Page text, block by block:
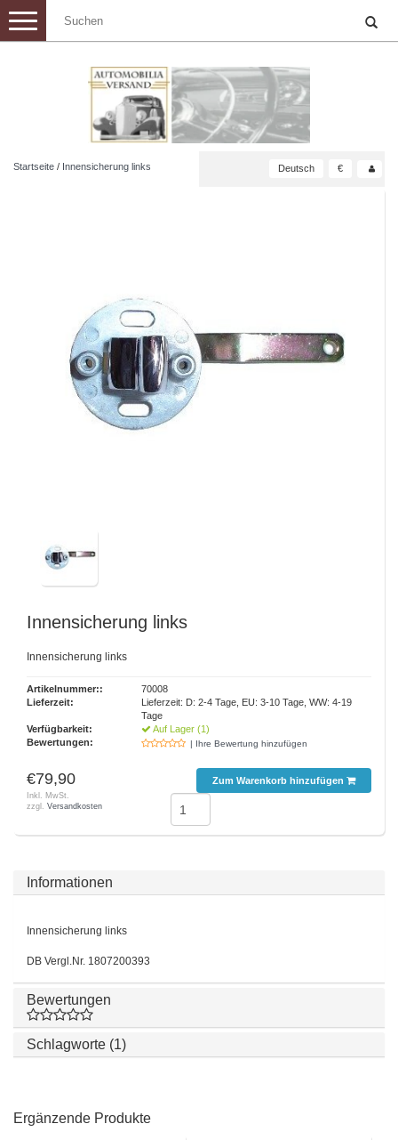
Toggle
navigation
Startseite / Innensicherung links Deutsch €
Innensicherung links
Innensicherung links
Artikelnummer::
70008
Lieferzeit:
Lieferzeit: D: 2-4 Tage, EU: 3-10 Tage, WW: 4-19
Tage
Verfügbarkeit:
Auf Lager (1)
Bewertungen:
| Ihre Bewertung hinzufügen
€79,90
Inkl. MwSt.
zzgl. Versandkosten
Zum Warenkorb hinzufügen
Informationen
Innensicherung links
DB Vergl.Nr. 1807200393
Bewertungen
Schlagworte (1)
Ergänzende Produkte